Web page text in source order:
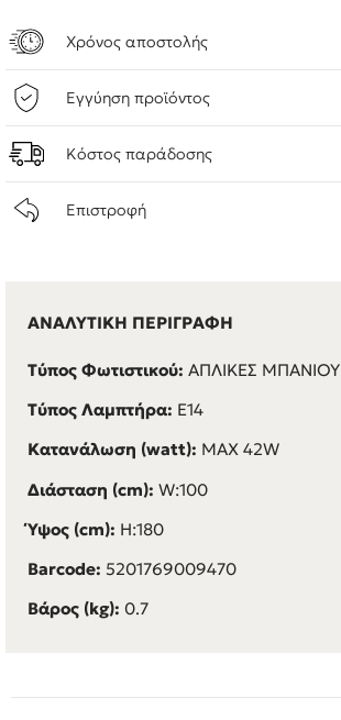
Χρόνος αποστολής
Εγγύηση προϊόντος
Κόστος παράδοσης
Επιστροφή
ΑΝΑΛΥΤΙΚΗ ΠΕΡΙΓΡΑΦΗ
Τύπος Φωτιστικού: ΑΠΛΙΚΕΣ ΜΠΑΝΙΟΥ
Τύπος Λαμπτήρα: E14
Κατανάλωση (watt): MAX 42W
Διάσταση (cm): W:100
Ύψος (cm): H:180
Barcode: 5201769009470
Βάρος (kg): 0.7